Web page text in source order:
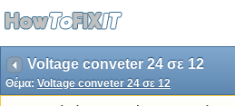
Voltage conveter 24 σε 12
Θέμα: Voltage conveter 24 σε 12